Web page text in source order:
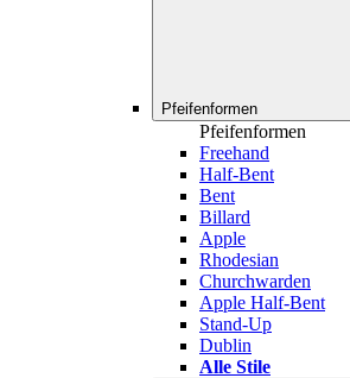
Pfeifenformen
Pfeifenformen
Freehand
Half-Bent
Bent
Billard
Apple
Rhodesian
Churchwarden
Apple Half-Bent
Stand-Up
Dublin
Alle Stile